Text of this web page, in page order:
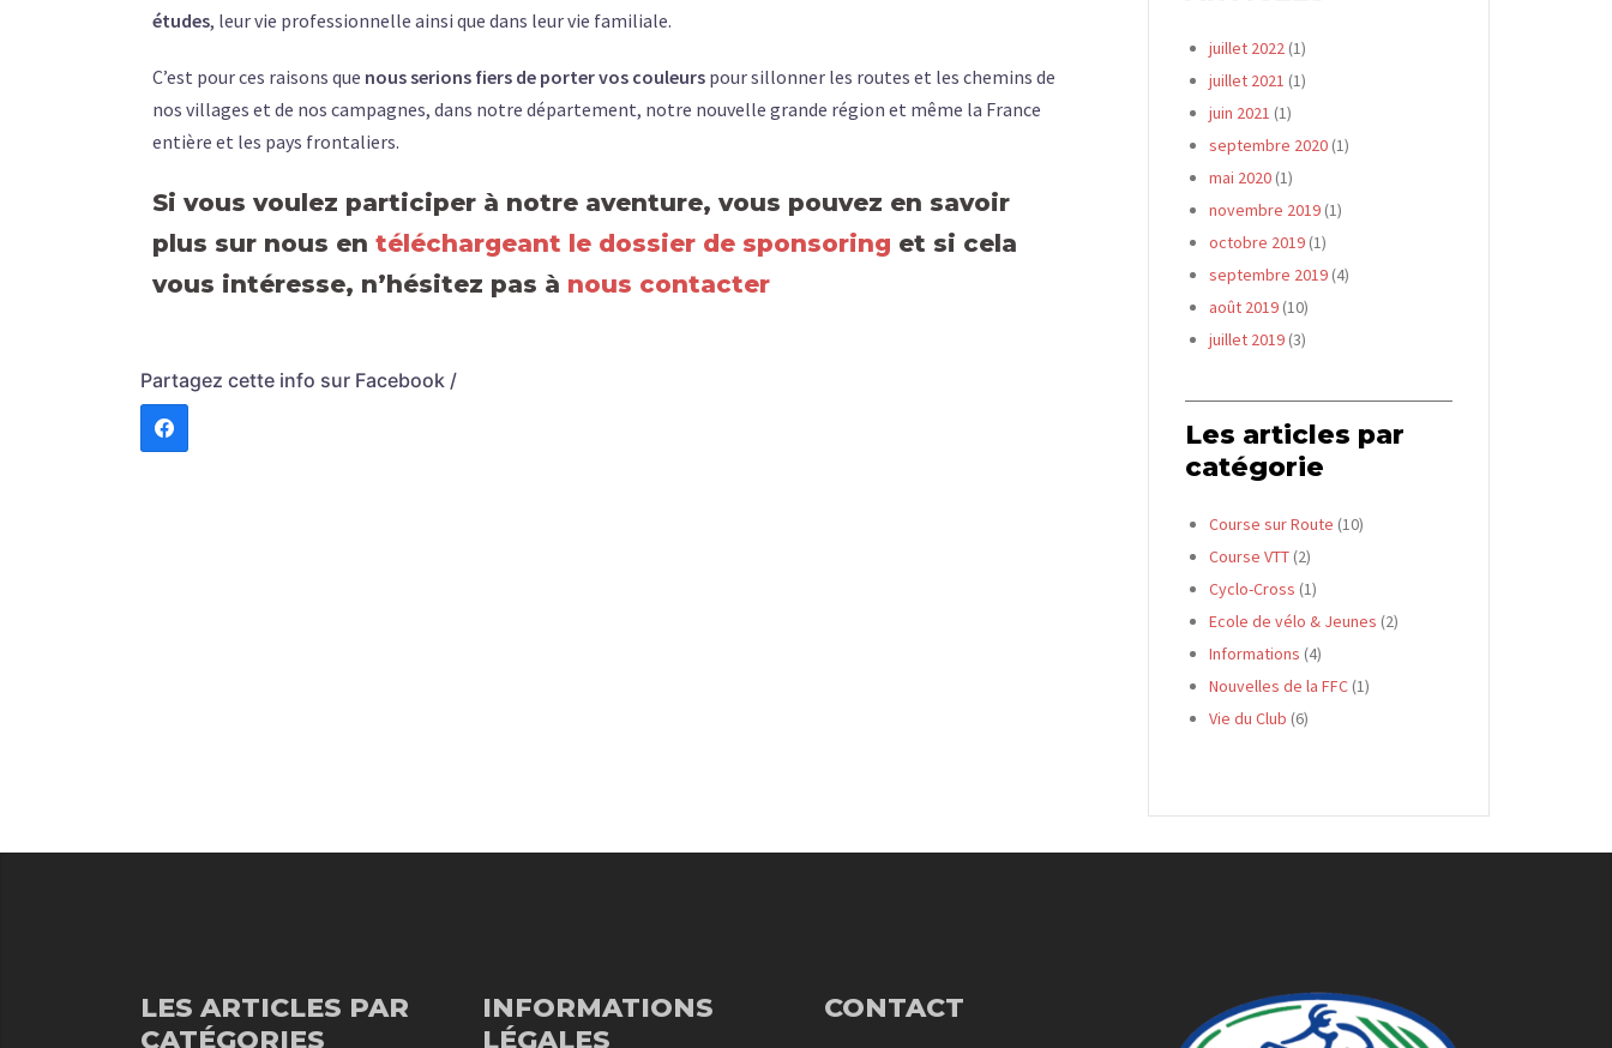
études, leur vie professionnelle ainsi que dans leur vie familiale.
C’est pour ces raisons que nous serions fiers de porter vos couleurs pour sillonner les routes et les chemins de
nos villages et de nos campagnes, dans notre département, notre nouvelle grande région et même la France
entière et les pays frontaliers.
Si vous voulez participer à notre aventure, vous pouvez en savoir
plus sur nous en téléchargeant le dossier de sponsoring et si cela
vous intéresse, n’hésitez pas à nous contacter
Partagez cette info sur Facebook /
juillet 2022 (1)
juillet 2021 (1)
juin 2021 (1)
septembre 2020 (1)
mai 2020 (1)
novembre 2019 (1)
octobre 2019 (1)
septembre 2019 (4)
août 2019 (10)
juillet 2019 (3)
Les articles par
catégorie
Course sur Route (10)
Course VTT (2)
Cyclo-Cross (1)
Ecole de vélo & Jeunes (2)
Informations (4)
Nouvelles de la FFC (1)
Vie du Club (6)
LES ARTICLES PAR
CATÉGORIES
INFORMATIONS
LÉGALES
CONTACT